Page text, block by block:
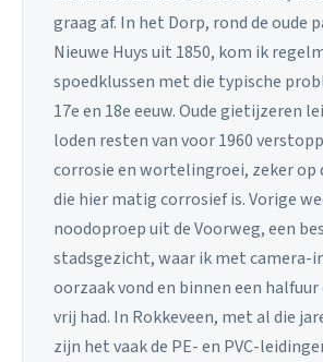
graag af. In het Dorp, rond de oude
Nieuwe Huys uit 1850, kom ik
spoedklussen met die typische
17e en 18e eeuw. Oude gietijzeren
loden resten van voor 1960
corrosie en wortelingroei, zeker op
die hier matig corrosief is. Vorige
noodoproep uit de Voorweg, een
stadsgezicht, waar ik met camera-
oorzaak vond en binnen een halfuur
vrij had. In Rokkeveen, met al die
zijn het vaak de PE- en PVC-